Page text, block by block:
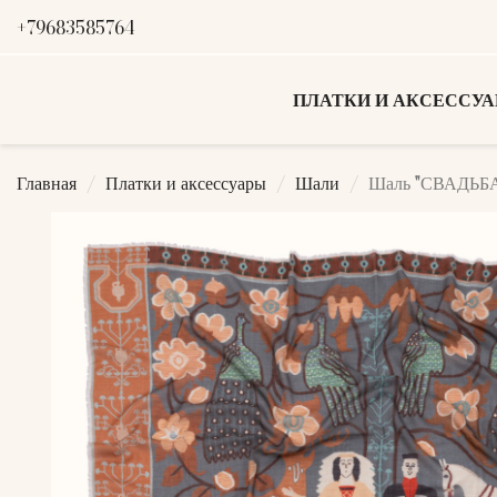
+79683585764
ПЛАТКИ И
Главная Платки и аксессуары Шали Шаль